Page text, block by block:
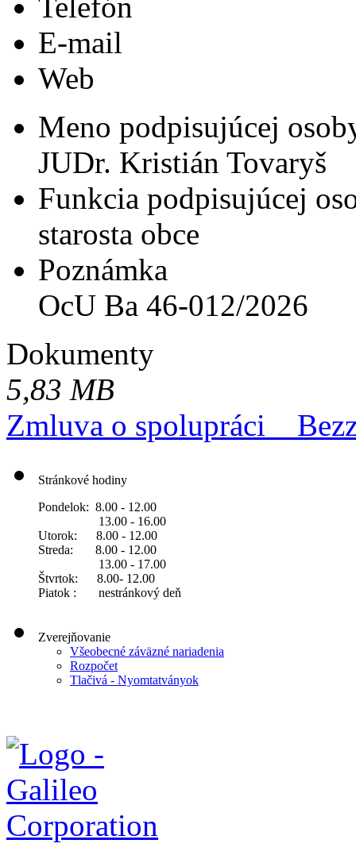
E-mail
Web
Meno podpisujúcej
JUDr. Kristián Tovaryš
Funkcia podpisujúcej
starosta obce
Poznámka
OcU Ba 46-012/2026
Dokumenty
5,83 MB
Zmluva o spolupráci _
Stránkové hodiny
Pondelok: 8.00 - 12.00
13.00 - 16.00
Utorok: 8.00 - 12.00
Streda: 8.00 - 12.00
13.00 - 17.00
Štvrtok: 8.00- 12.00
Piatok : nestránkový deň
Zverejňovanie
Všeobecné záväzné nariadenia
Rozpočet
Tlačivá - Nyomtatványok